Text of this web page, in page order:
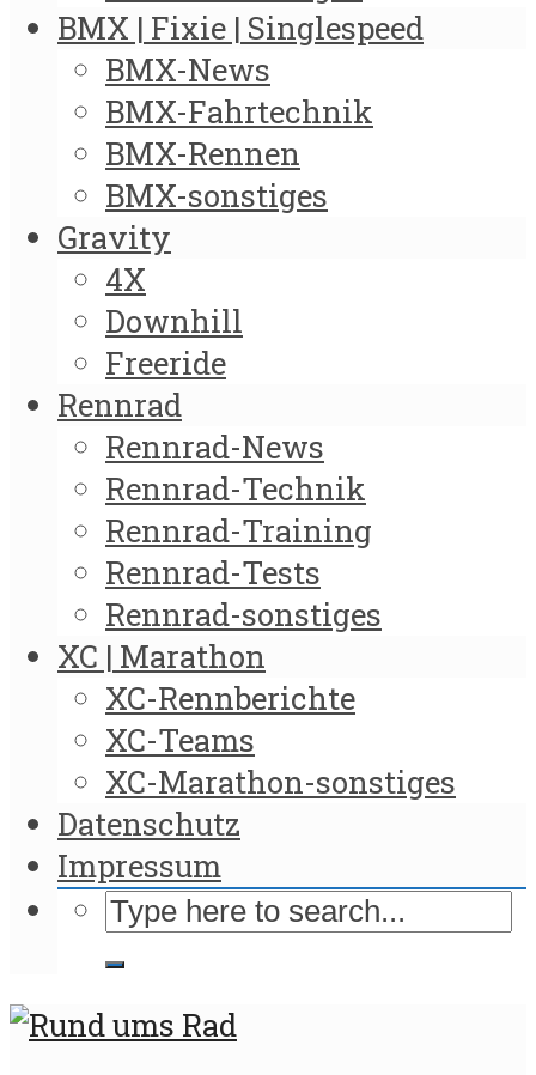
BMX | Fixie | Singlespeed
BMX-News
BMX-Fahrtechnik
BMX-Rennen
BMX-sonstiges
Gravity
4X
Downhill
Freeride
Rennrad
Rennrad-News
Rennrad-Technik
Rennrad-Training
Rennrad-Tests
Rennrad-sonstiges
XC | Marathon
XC-Rennberichte
XC-Teams
XC-Marathon-sonstiges
Datenschutz
Impressum